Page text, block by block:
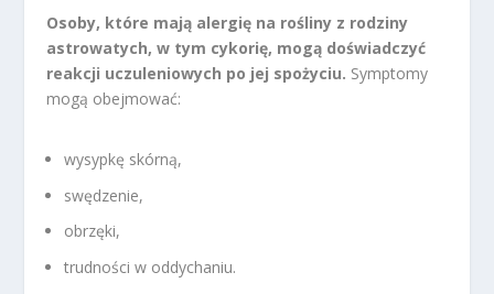
Osoby, które mają alergię na rośliny z rodziny
astrowatych, w tym cykorię, mogą doświadczyć
reakcji uczuleniowych po jej spożyciu. Symptomy
mogą obejmować:
wysypkę skórną,
swędzenie,
obrzęki,
trudności w oddychaniu.